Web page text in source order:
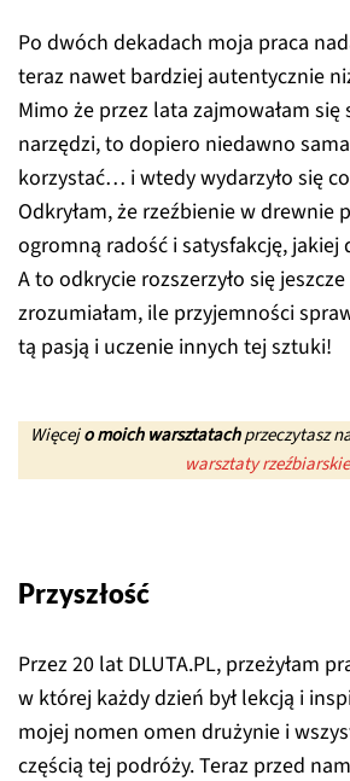
Po dwóch dekadach moja praca
teraz nawet bardziej autentycznie
Mimo że przez lata zajmowałam się
narzędzi, to dopiero niedawno
korzystać… i wtedy wydarzyło się
Odkryłam, że rzeźbienie w drewnie
ogromną radość i satysfakcję, jakiej
A to odkrycie rozszerzyło się
zrozumiałam, ile przyjemności
tą pasją i uczenie innych tej sztuki!
Więcejo moich warsztatachprzeczytasz
warsztaty
Przyszłość
Przez 20 lat DLUTA.PL, przeżyłam
w której każdy dzień był lekcją i
mojej nomen omen drużynie i
częścią tej podróży. Teraz przed